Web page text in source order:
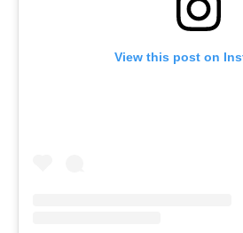
View this post on